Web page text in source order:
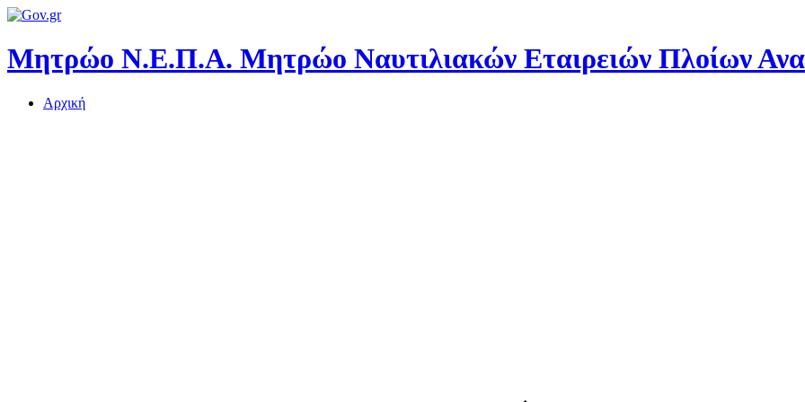
Μητρώο Ν.Ε.Π.Α. Μητρώο Ναυτιλιακών Εταιρειών Πλοίων
Αρχική